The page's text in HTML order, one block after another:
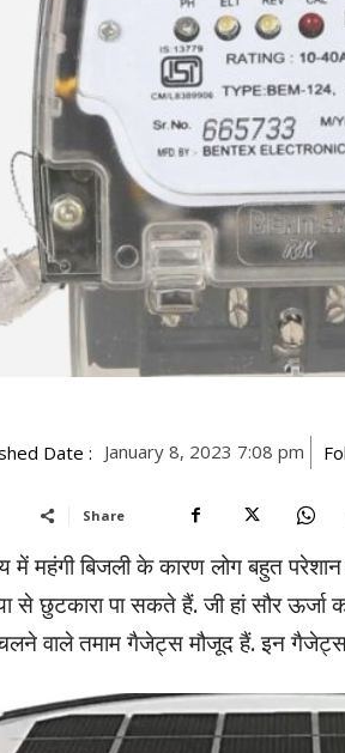
Date : January 8, 2023 7:08 pm
Share
महंगी बिजली के कारण लोग बहुत परेशान
छुटकारा पा सकते हैं. जी हां सौर ऊर्जा
चलने वाले तमाम गैजेट्स मौजूद हैं. इन